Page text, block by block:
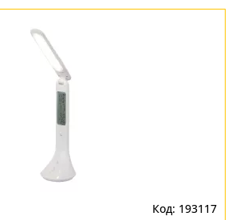
193117